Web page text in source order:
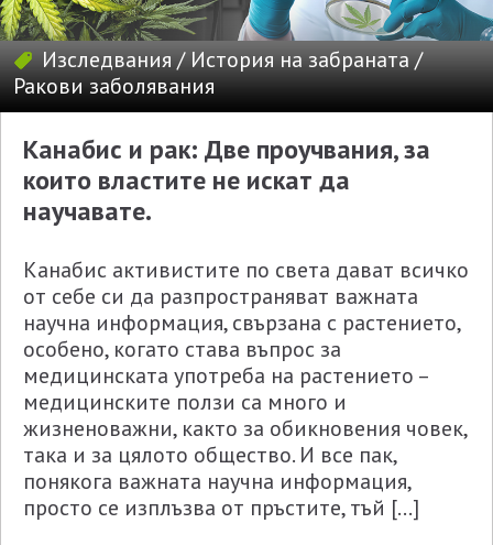
Изследвания/История на забраната/
Ракови заболявания
Канабис и рак: Две проучвания, за
които властите не искат да
научавате.
Канабис активистите по света дават всичко
от себе си да разпространяват важната
научна информация, свързана с растението,
особено, когато става въпрос за
медицинската употреба на растението –
медицинските ползи са много и
жизненоважни, както за обикновения човек,
така и за цялото общество. И все пак,
понякога важната научна информация,
просто се изплъзва от пръстите, тъй […]